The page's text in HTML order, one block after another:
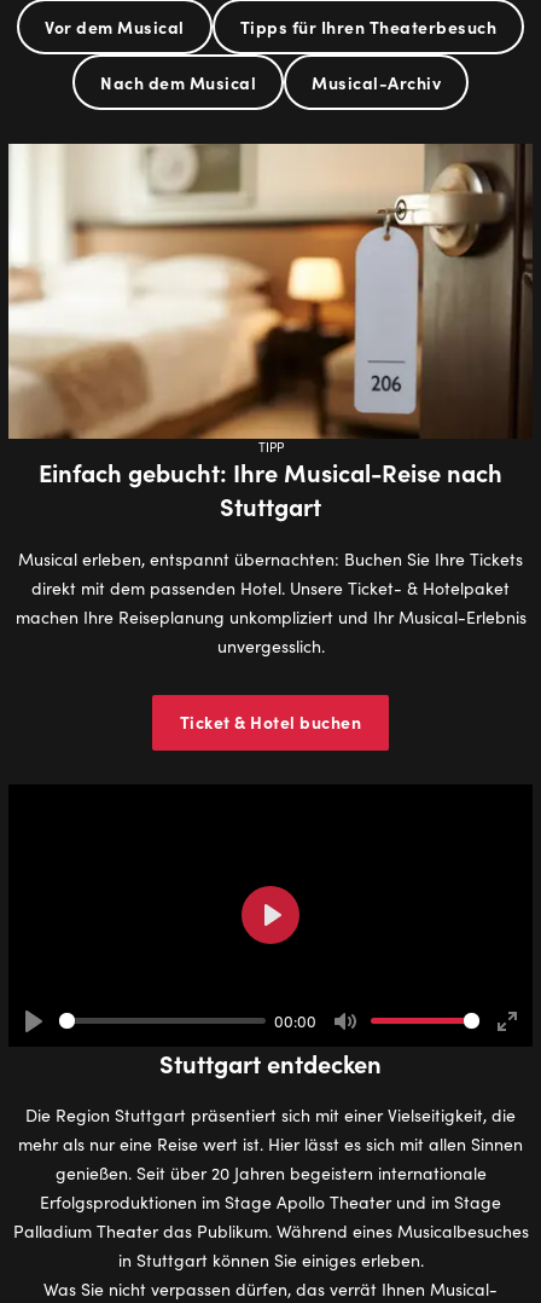
Vor dem Musical Tipps für Ihren Theaterbesuch
Nach dem Musical Musical-Archiv
TIPP
Einfach gebucht: Ihre Musical-Reise nach
Stuttgart
Musical erleben, entspannt übernachten: Buchen Sie Ihre Tickets
direkt mit dem passenden Hotel. Unsere Ticket- & Hotelpaket
machen Ihre Reiseplanung unkompliziert und Ihr Musical-Erlebnis
unvergesslich.
Ticket & Hotel buchen
Stuttgart entdecken
Die Region Stuttgart präsentiert sich mit einer Vielseitigkeit, die
mehr als nur eine Reise wert ist. Hier lässt es sich mit allen Sinnen
genießen. Seit über 20 Jahren begeistern internationale
Erfolgsproduktionen im Stage Apollo Theater und im Stage
Palladium Theater das Publikum. Während eines Musicalbesuches
in Stuttgart können Sie einiges erleben.
Was Sie nicht verpassen dürfen, das verrät Ihnen Musical-
00:00
Play